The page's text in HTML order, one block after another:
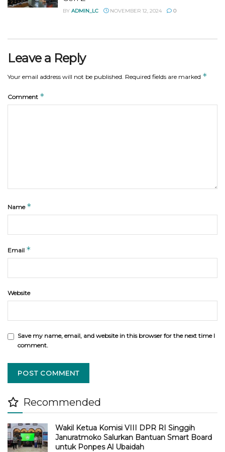
BY ADMIN_LC NOVEMBER 12, 2024 0
Leave a Reply
Your email address will not be published. Required fields are marked *
Comment *
Name *
Email *
Website
Save my name, email, and website in this browser for the next time I
comment.
Recommended
Wakil Ketua Komisi VIII DPR RI Singgih
Januratmoko Salurkan Bantuan Smart Board
untuk Ponpes Al Ubaidah